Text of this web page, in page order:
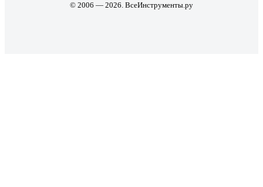
© 2006 — 2026. ВсеИнструменты.ру